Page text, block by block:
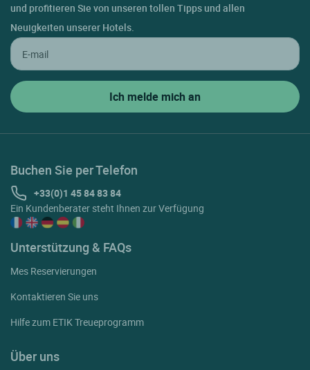
und profitieren Sie von unseren tollen Tipps und allen
Neuigkeiten unserer Hotels.
Buchen Sie per Telefon
+33(0)1 45 84 83 84
Ein Kundenberater steht Ihnen zur Verfügung
Unterstützung & FAQs
Mes Reservierungen
Kontaktieren Sie uns
Hilfe zum ETIK Treueprogramm
Über uns